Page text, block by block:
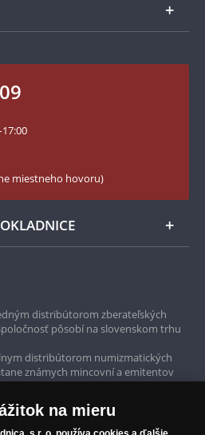
Slovenska
miestneho hovoru)
distribútorom zberateľských
pôsobí na slovenskom trhu
distribútorom numizmatických
známych mincovní a emitentov
Fínska mincovňa alebo
svojim zákazníkom a
produkty sú v originálnej a v
na mieru